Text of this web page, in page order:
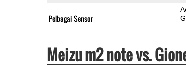
Pelbagai Sensor
Meizu m2 note vs.